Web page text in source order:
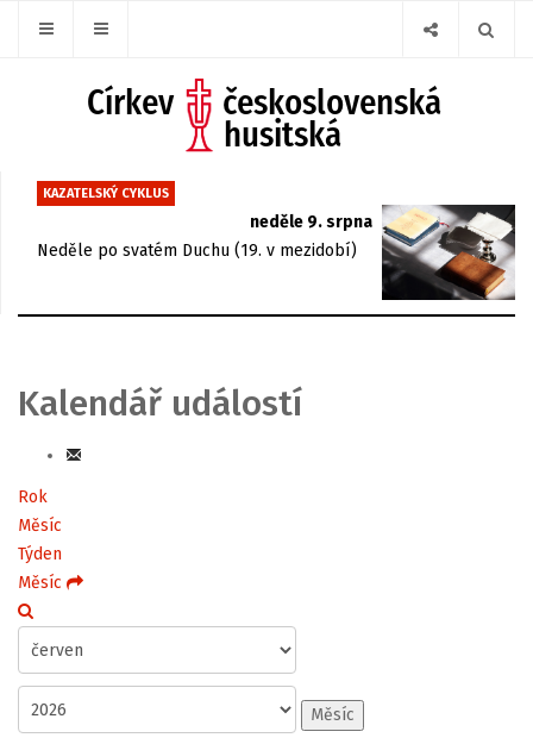
KAZATELSKÝ CYKLUS
neděle 9. srpna
Neděle po svatém Duchu (19. v mezidobí)
Kalendář událostí
Rok
Měsíc
Týden
Měsíc
Měsíc